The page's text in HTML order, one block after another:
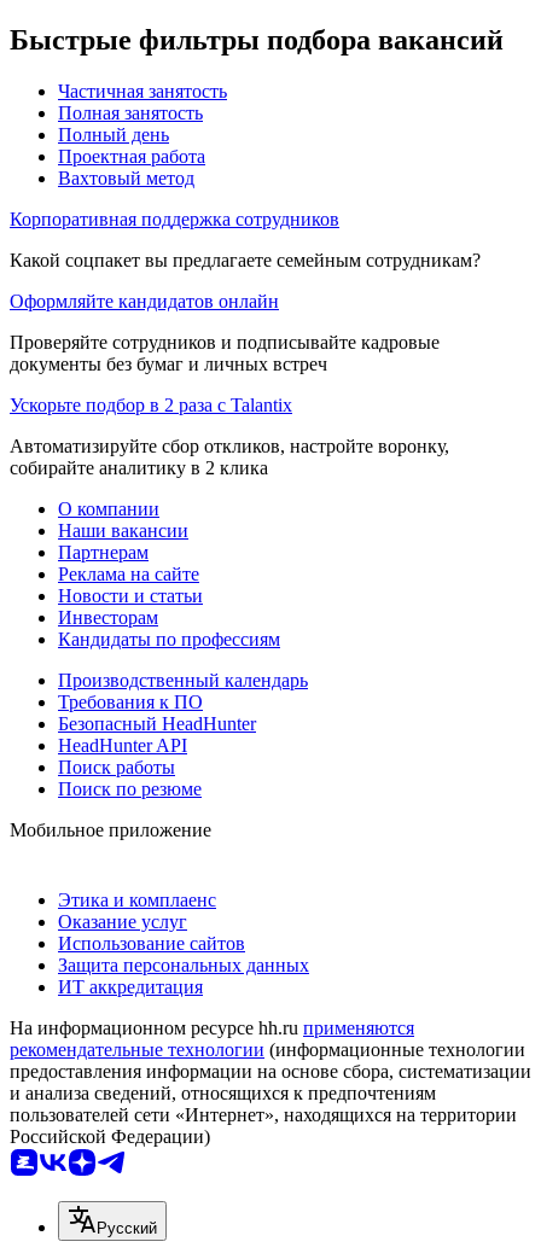
Быстрые фильтры подбора вакансий
Частичная занятость
Полная занятость
Полный день
Проектная работа
Вахтовый метод
Корпоративная поддержка сотрудников
Какой соцпакет вы предлагаете семейным сотрудникам?
Оформляйте кандидатов онлайн
Проверяйте сотрудников и подписывайте кадровые
документы без бумаг и личных встреч
Ускорьте подбор в 2 раза с Talantix
Автоматизируйте сбор откликов, настройте воронку,
собирайте аналитику в 2 клика
О компании
Наши вакансии
Партнерам
Реклама на сайте
Новости и статьи
Инвесторам
Кандидаты по профессиям
Производственный календарь
Требования к ПО
Безопасный HeadHunter
HeadHunter API
Поиск работы
Поиск по резюме
Мобильное приложение
Этика и комплаенс
Оказание услуг
Использование сайтов
Защита персональных данных
ИТ аккредитация
На информационном ресурсе hh.ru применяются
рекомендательные технологии (информационные технологии
предоставления информации на основе сбора, систематизации
и анализа сведений, относящихся к предпочтениям
пользователей сети «Интернет», находящихся на территории
Российской Федерации)
Русский